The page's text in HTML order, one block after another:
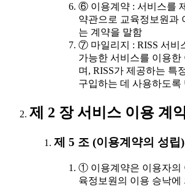
⑥ 이용계약 : 서비스를
약관으로 교육정보원과
는 계약을 말함
⑦ 마일리지 : RISS 서비
가능한 서비스를 이용한
며, RISS가 제공하는 특
구입하는 데 사용하도록
제 2 장 서비스 이용 계
제 5 조 (이용계약의 성립)
① 이용계약은 이용자의
육정보원의 이용 승낙에